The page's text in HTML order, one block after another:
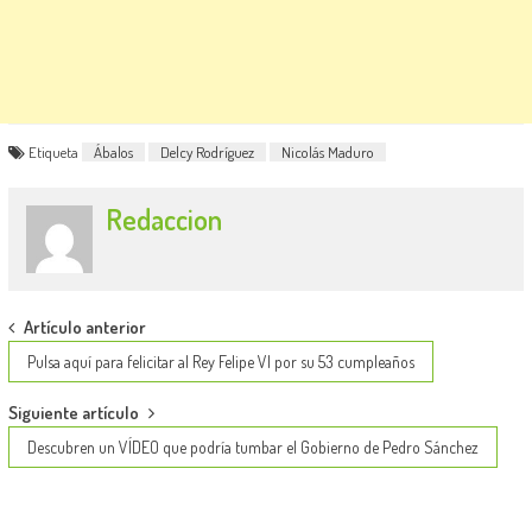
Etiqueta Ábalos Delcy Rodríguez Nicolás Maduro
Redaccion
Post
navigation
Artículo anterior
Pulsa aquí para felicitar al Rey Felipe VI por su 53 cumpleaños
Siguiente artículo
Descubren un VÍDEO que podría tumbar el Gobierno de Pedro Sánchez